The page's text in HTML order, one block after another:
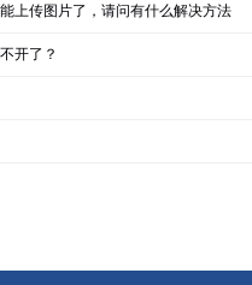
上传图片了，请问有什么解决方法
开了？